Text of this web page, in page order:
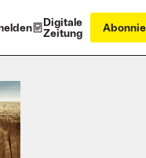
Digitale
Zeitung